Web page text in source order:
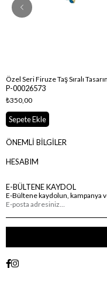
P-00026573
₺350,00
Sepete Ekle
ÖNEMLİ BİLGİLER
HESABIM
E-BÜLTENE KAYDOL
E-Bültene kaydolun, kampanya